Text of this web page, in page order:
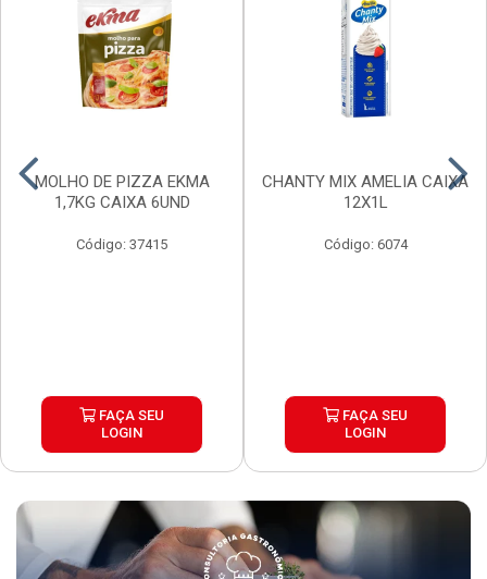
MOLHO DE PIZZA EKMA
1,7KG CAIXA 6UND
Código: 37415
FAÇA SEU
LOGIN
CHANTY MIX AMELIA CAIXA
12X1L
Código: 6074
FAÇA SEU
LOGIN